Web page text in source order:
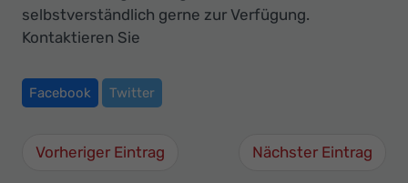
selbstverständlich gerne zur Verfügung.
Kontaktieren Sie
Facebook Twitter
Vorheriger Eintrag Nächster Eintrag